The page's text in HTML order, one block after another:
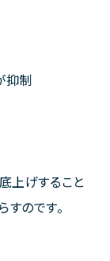
抑制
上げすること
のです。